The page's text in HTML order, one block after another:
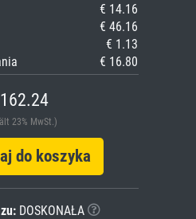
€ 14.16
€ 46.16
€ 1.13
€ 16.80
23% MwSt.)
do koszyka
DOSKONAŁA